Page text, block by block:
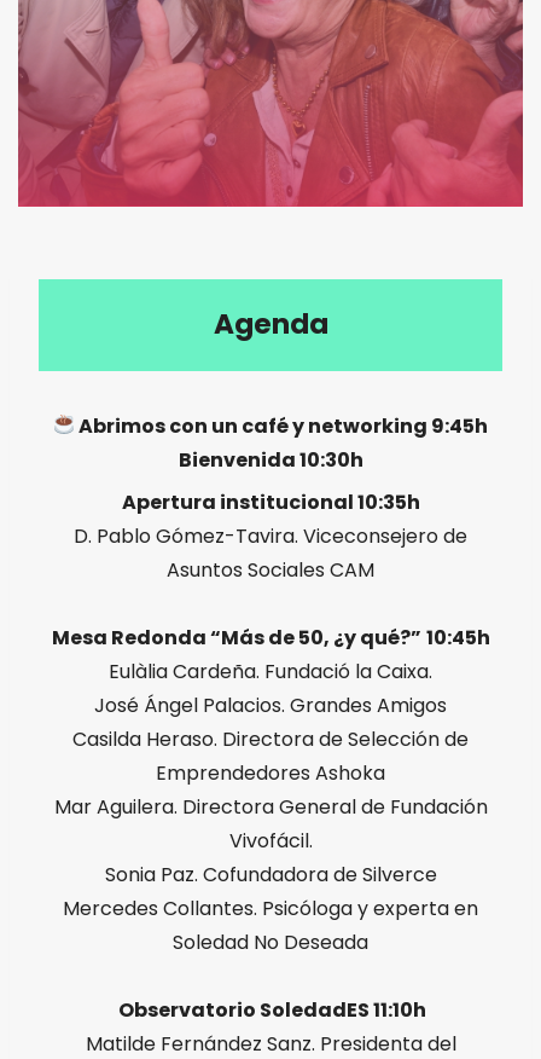
Agenda
Abrimos con un café y networking 9:45h
Bienvenida 10:30h
Apertura institucional 10:35h
D. Pablo Gómez-Tavira. Viceconsejero de
Asuntos Sociales CAM
Mesa Redonda “Más de 50, ¿y qué?” 10:45h
Eulàlia Cardeña. Fundació la Caixa.
José Ángel Palacios. Grandes Amigos
Casilda Heraso. Directora de Selección de
Emprendedores Ashoka
Mar Aguilera. Directora General de Fundación
Vivofácil.
Sonia Paz. Cofundadora de Silverce
Mercedes Collantes. Psicóloga y experta en
Soledad No Deseada
Observatorio SoledadES 11:10h
Matilde Fernández Sanz. Presidenta del